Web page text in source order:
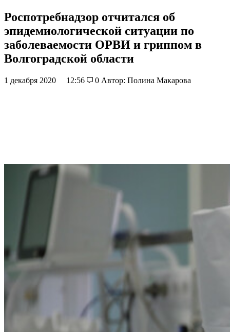
Роспотребнадзор отчитался об
эпидемиологической ситуации по
заболеваемости ОРВИ и гриппом в
Волгоградской области
1 декабря 2020 12:56 0 Автор: Полина Макарова